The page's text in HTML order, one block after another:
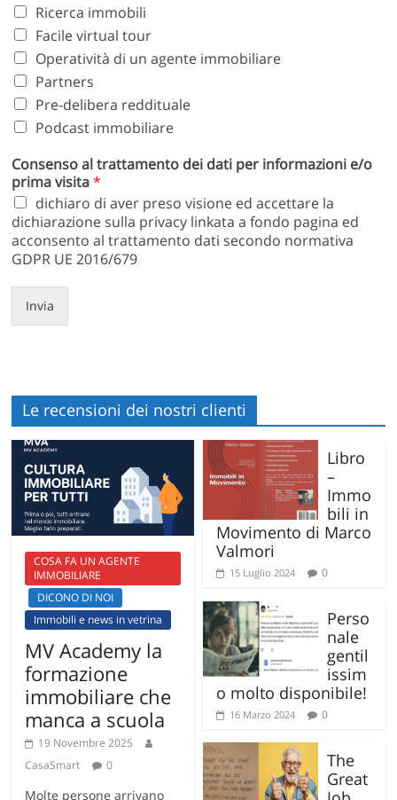
Ricerca immobili
Facile virtual tour
Operatività di un agente immobiliare
Partners
Pre-delibera reddituale
Podcast immobiliare
Consenso al trattamento dei dati per informazioni e/o
prima visita*
dichiaro di aver preso visione ed accettare la
dichiarazione sulla privacy linkata a fondo pagina ed
acconsento al trattamento dati secondo normativa
GDPR UE 2016/679
Invia
Le recensioni dei nostri clienti
COSA FA UN AGENTE
IMMOBILIARE
DICONO DI NOI
Immobili e news in vetrina
MV Academy la
formazione
immobiliare che
manca a scuola
19 Novembre 2025
CasaSmart
0
Molte persone arrivano
Libro
–
Immo
bili in
Movimento di Marco
Valmori
15 Luglio 2024 0
Perso
nale
gentil
issim
o molto disponibile!
16 Marzo 2024 0
The
Great